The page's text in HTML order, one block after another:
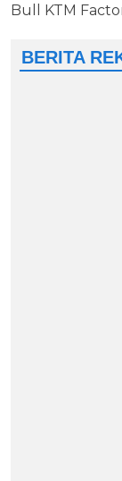
Bull KTM